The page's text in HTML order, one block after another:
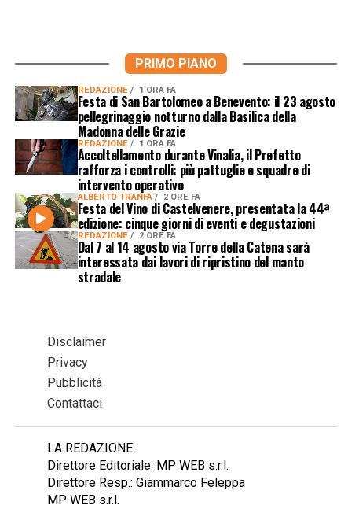
PRIMO PIANO
REDAZIONE 1 ORA FA
Festa di San Bartolomeo a Benevento: il 23 agosto
pellegrinaggio notturno dalla Basilica della
Madonna delle Grazie
REDAZIONE 1 ORA FA
Accoltellamento durante Vinalia, il Prefetto
rafforza i controlli: più pattuglie e squadre di
intervento operativo
ALBERTO TRANFA 2 ORE FA
Festa del Vino di Castelvenere, presentata la 44ª
edizione: cinque giorni di eventi e degustazioni
REDAZIONE 2 ORE FA
Dal 7 al 14 agosto via Torre della Catena sarà
interessata dai lavori di ripristino del manto
stradale
Disclaimer
Privacy
Pubblicità
Contattaci
LA REDAZIONE
Direttore Editoriale: MP WEB s.r.l.
Direttore Resp.: Giammarco Feleppa
MP WEB s.r.l.